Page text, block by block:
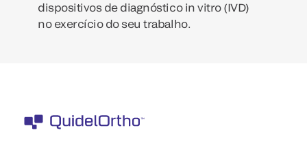
dispositivos de diagnóstico in vitro (IVD)
no exercício do seu trabalho.